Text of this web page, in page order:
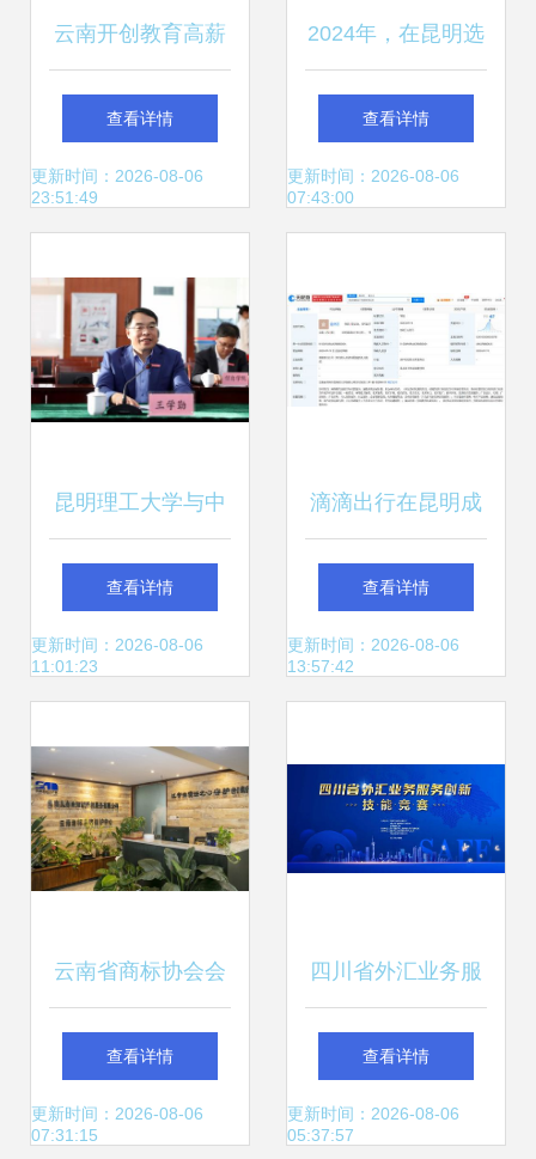
云南开创教育高薪
就业示范工程 引领
高中后技能+学历
查看详情
更新时间：2026-08-06
23:51:49
2024年，在昆明选
择灵活就业的这帮
人，都在做什么？
查看详情
更新时间：2026-08-06
07:43:00
昆明理工大学与中
国移动云南公司签
署战略合作协议，
来
查看详情
更新时间：2026-08-06
11:01:23
滴滴出行在昆明成
立新公司，深化西
南地区网络技术布
查看详情
更新时间：2026-08-06
13:57:42
云南省商标协会会
长王晶 与昆明网络
技术服务强强联
查看详情
更新时间：2026-08-06
07:31:15
四川省外汇业务服
务创新技能竞赛雅
安复赛区即将开赛
查看详情
更新时间：2026-08-06
05:37:57